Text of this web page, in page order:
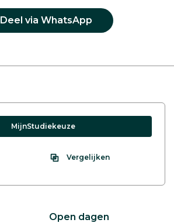
Deel via WhatsApp
MijnStudiekeuze
Vergelijken
Open dagen